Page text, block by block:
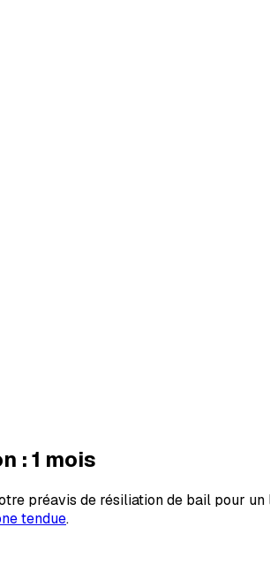
:1 mois
préavis de résiliation de bail pour
tendue.